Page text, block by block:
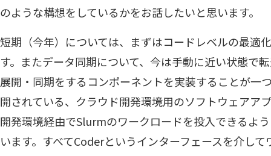
のような構想をしているかをお話したいと思います。
短期（今年）については、まずはコードレベルの最適
す。またデータ同期について、今は手動に近い状態で
展開・同期をするコンポーネントを実装することが一
開されている、クラウド開発環境用のソフトウェアア
開発環境経由でSlurmのワークロードを投入できるよ
います。すべてCoderというインターフェースを介し